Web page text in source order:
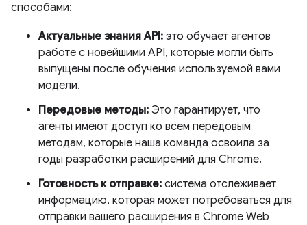
способами:
Актуальные знания API: это обучает агентов
работе с новейшими API, которые могли быть
выпущены после обучения используемой вами
модели.
Передовые методы: Это гарантирует, что
агенты имеют доступ ко всем передовым
методам, которые наша команда освоила за
годы разработки расширений для Chrome.
Готовность к отправке: система отслеживает
информацию, которая может потребоваться для
отправки вашего расширения в Chrome Web